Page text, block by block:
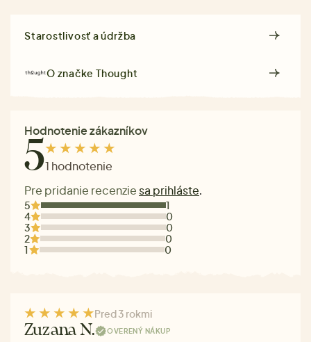
Starostlivosť a údržba
O značkeThought
Hodnotenie zákazníkov
51 hodnotenie
Pre pridanie recenzie sa prihláste.
5
1
4
0
3
0
2
0
1
0
Pred 3 rokmi
Zuzana N. OVERENÝ NÁKUP